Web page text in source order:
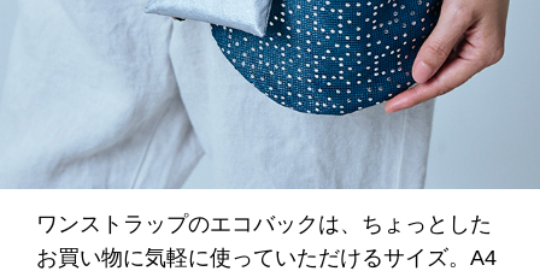
ワンストラップのエコバックは、ちょっとした
お買い物に気軽に使っていただけるサイズ。A4